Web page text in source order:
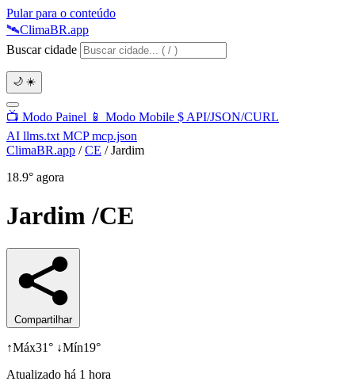
Pular para o conteúdo
🛰️ClimaBR.app
Buscar cidade
🌙 ☀️
📺 Modo Painel 📱 Modo Mobile $ API/JSON/CURL
AI llms.txt MCPmcp.json
ClimaBR.app / CE / Jardim
18.9° agora
Jardim/CE
Compartilhar
↑Máx31° ↓Mín19°
Atualizado há 1 hora